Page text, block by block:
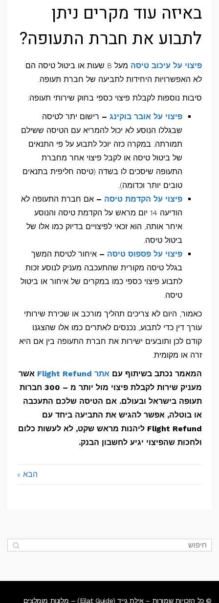
באיזה עוד מקרים ניתן
לתבוע את חברת התעופה?
פיצוי על עיכוב טיסה
מעל 8 שעות או ביטול טיסה הם
לא האפשרויות היחידות לתביעה של חברת תעופה.
סיבות נוספות לקבלת פיצוי כספי בחוק שירותי תעופה:
פיצוי על אובר בוקינג – רישום יתר לטיסה
שבגללו הנוסע לא יכול להמריא עם הטיסה ששילם
תמורתה. במקרה כזה יוכל לתבוע על פי התנאים
של ביטול טיסה או לקבל פיצוי אחר מחברת
התעופה שיסכים לו בשדה (טיסה חליפית בתנאים
טובים יותר וכדומה).
פיצוי על הקדמת טיסה – אם חברת התעופה לא
הודיעה 14 יום מראש על הקדמת טיסה והנוסע
איחר אותה, הוא זכאי לפיצויים בדיוק כמו אלו של
ביטול טיסה.
פיצוי על פספוס טיסה – איחור לטיסת המשך
בגלל טיסה מקורית שהתעכבה מעניק לנוסע זכות
לתבוע פיצוי כספי כמו במקרים של איחור או ביטול
טיסה.
כאמור, היום לא צריכים תהליך מורכב או שכירת שירותי
עורך דין כדי לתבוע, נכנסים לאתרים כמו אלו שהצגנו
קודם לכן ותובעים ישירות את חברת התעופה בין אם היא
זרה או מקומית.
המאמר נכתב בשיתוף עם אתר Flight Refund
אשר
מעניק שירות לקבלת פיצוי מול יותר מ – 300 חברות
תעופה בישראל ובעולם. אם הטיסה שלכם התעכבה
או בוטלה, אפשר להגיש את התביעה ביחד עם
Flight Refund ליהנות מראש שקט, לא לעשות כלום
ולחכות שהפיצוי יגיע לחשבון הבנק.
הבא »
© כל הזכויות שמורות – אילת גייד (Eilat Guide) – מלונות מומלצים